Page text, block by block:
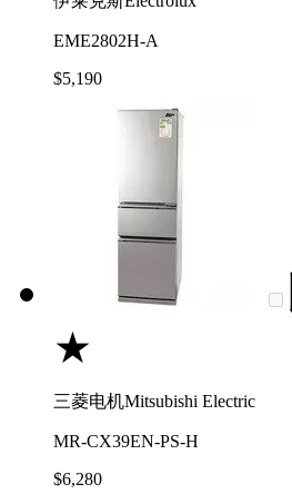
EME2802H-A
$5,190
★
三菱电机Mitsubishi Electric
MR-CX39EN-PS-H
$6,280